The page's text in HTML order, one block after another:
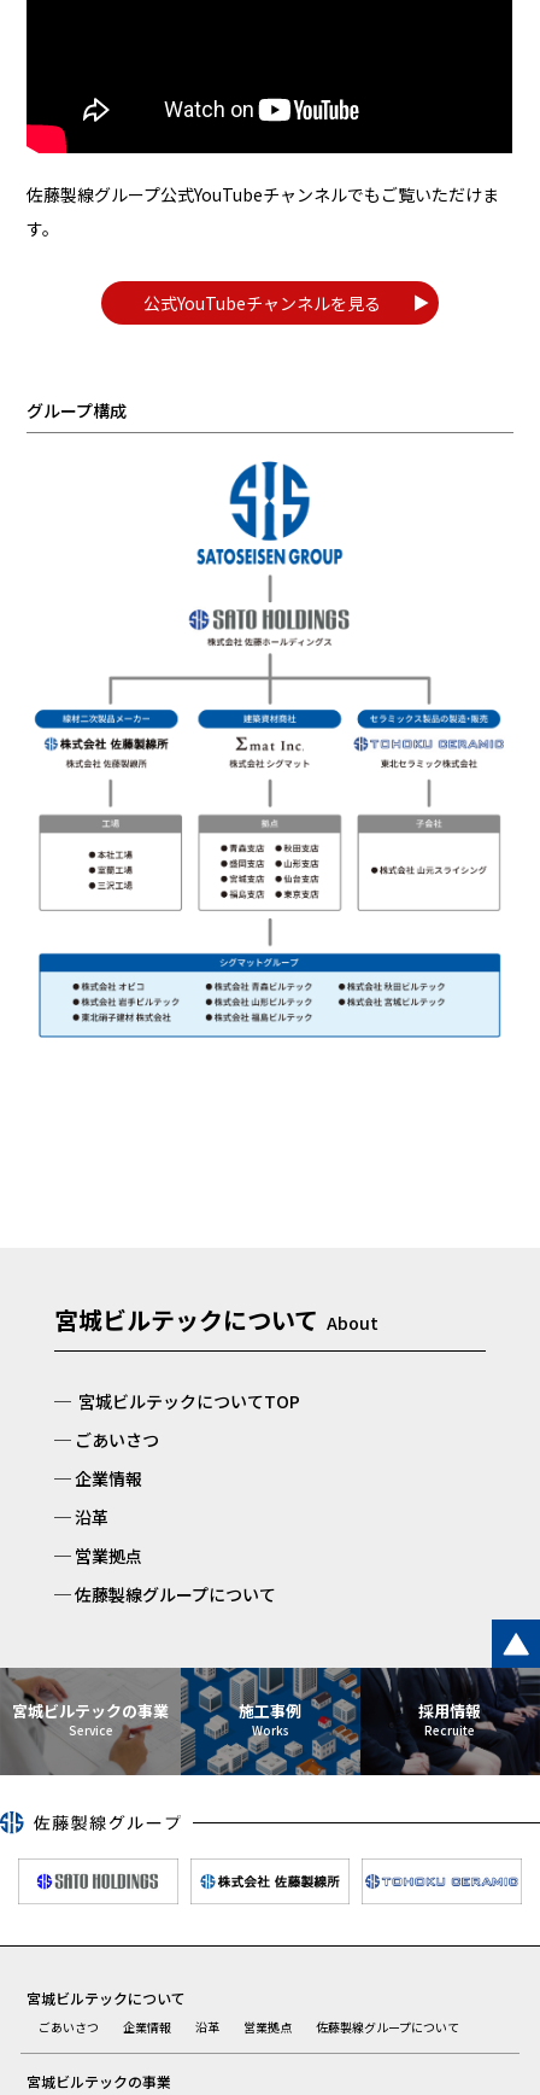
宮城ビルテックについて
宮城ビルテックについてTOP
ごあいさつ
企業情報
沿革
営業拠点
佐藤製線グループについて
佐藤製線グループ公式YouTubeチャンネルでもご覧いただけま
す。
公式YouTubeチャンネルを見る
グループ構成
宮城ビルテックの事業 施工事例 採用情報
宮城ビルテックについて
ごあいさつ 企業情報 沿革 営業拠点 佐藤製線グループについて
宮城ビルテックの事業